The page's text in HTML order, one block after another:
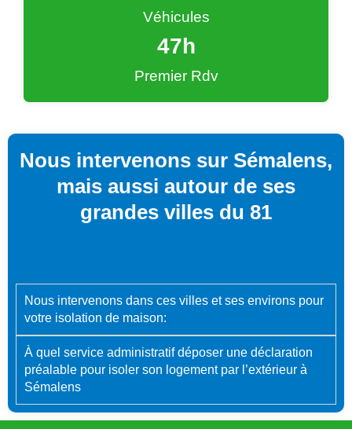
Véhicules
Premier Rdv
48h
Nous intervenons sur Sémalens,
mais aussi autour de ses
grandes villes du 81
Nous intervenons dans ces villes et ses environs pour
votre isolation de maison:
À quel service administratif déposer une déclaration
préalable pour isoler son logement par l’extérieur à
Sémalens